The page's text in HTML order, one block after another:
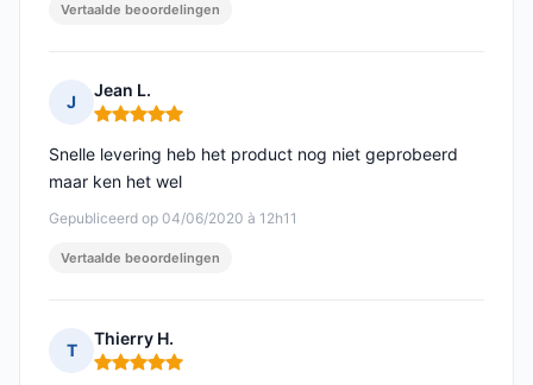
Vertaalde beoordelingen
J
Jean L.
Opmerking: 5 van 5
Gepubliceerd op 04/06/2020 à 12h11
Snelle levering heb het product nog niet geprobeerd
maar ken het wel
Vertaalde beoordelingen
T
Thierry H.
Opmerking: 5 van 5